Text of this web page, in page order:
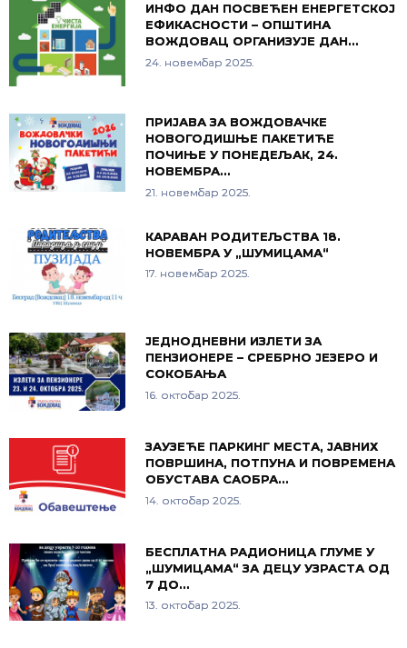
ИНФО ДАН ПОСВЕЋЕН ЕНЕРГЕТСКОЈ
ЕФИКАСНОСТИ – ОПШТИНА
ВОЖДОВАЦ ОРГАНИЗУЈЕ ДАН…
24. новембар 2025.
ПРИЈАВА ЗА ВОЖДОВАЧКЕ
НОВОГОДИШЊЕ ПАКЕТИЋЕ
ПОЧИЊЕ У ПОНЕДЕЉАК, 24.
НОВЕМБРА…
21. новембар 2025.
КАРАВАН РОДИТЕЉСТВА 18.
НОВЕМБРА У „ШУМИЦАМА“
17. новембар 2025.
ЈЕДНОДНЕВНИ ИЗЛЕТИ ЗА
ПЕНЗИОНЕРЕ – СРЕБРНО ЈЕЗЕРО И
СОКОБАЊА
16. октобар 2025.
ЗАУЗЕЋЕ ПАРКИНГ МЕСТА, ЈАВНИХ
ПОВРШИНА, ПОТПУНА И ПОВРЕМЕНА
ОБУСТАВА САОБРА…
14. октобар 2025.
БЕСПЛАТНА РАДИОНИЦА ГЛУМЕ У
„ШУМИЦАМА“ ЗА ДЕЦУ УЗРАСТА ОД
7 ДО…
13. октобар 2025.